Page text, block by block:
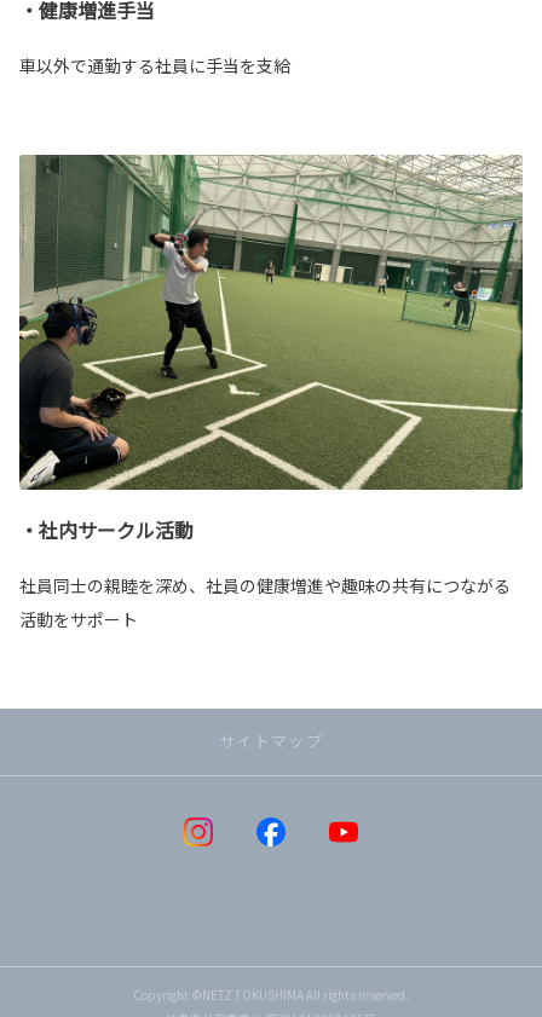
・健康増進手当
車以外で通勤する社員に手当を支給
・社内サークル活動
社員同士の親睦を深め、社員の健康増進や趣味の共有につながる
活動をサポート
サイトマップ
Copyright ©NETZ TOKUSHIMA All rights reserved.